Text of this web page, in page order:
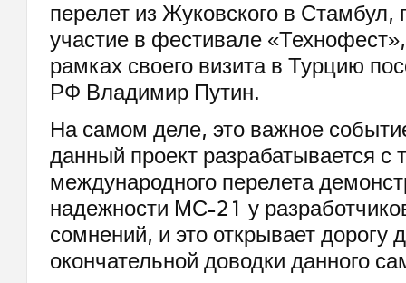
перелет из Жуковского в Стамбул,
участие в фестивале
рамках своего визита в Турцию
РФ Владимир Путин.
На самом деле, это важное
данный проект разрабатывается с
международного перелета
надежности МС-21 у
сомнений, и это открывает дорогу
окончательной доводки данного